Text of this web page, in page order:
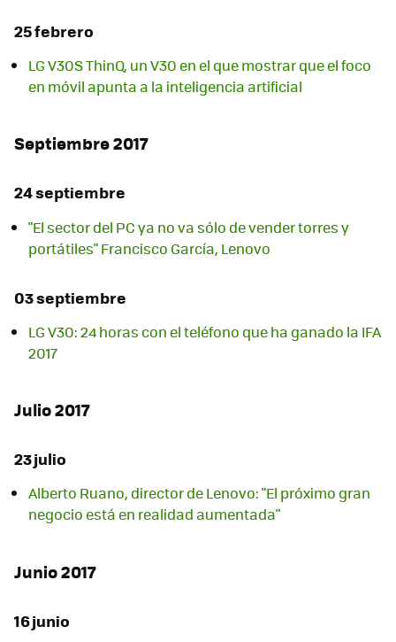
25 febrero
LG V30S ThinQ, un V30 en el que mostrar que el foco
en móvil apunta a la inteligencia artificial
Septiembre 2017
24 septiembre
"El sector del PC ya no va sólo de vender torres y
portátiles" Francisco García, Lenovo
03 septiembre
LG V30: 24 horas con el teléfono que ha ganado la IFA
2017
Julio 2017
23 julio
Alberto Ruano, director de Lenovo: "El próximo gran
negocio está en realidad aumentada"
Junio 2017
16 junio